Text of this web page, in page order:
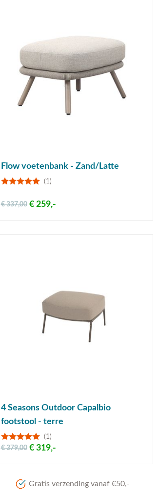
Flow voetenbank - Zand/Latte
(1)
€ 259,-
€ 337,00
4 Seasons Outdoor Capalbio
footstool - terre
(1)
€ 319,-
€ 379,00
Gratis verzending vanaf €50,-